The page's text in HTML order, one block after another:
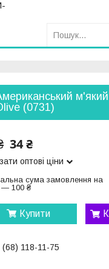
(0731)
34 ₴
оптові ціни
сума замовлення на
— 100 ₴
Купити
(68) 118-11-75